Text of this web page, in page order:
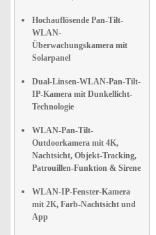
Hochauflösende Pan-Tilt-
WLAN-
Überwachungskamera mit
Solarpanel
Dual-Linsen-WLAN-Pan-Tilt-
IP-Kamera mit Dunkellicht-
Technologie
WLAN-Pan-Tilt-
Outdoorkamera mit 4K,
Nachtsicht, Objekt-Tracking,
Patrouillen-Funktion & Sirene
WLAN-IP-Fenster-Kamera
mit 2K, Farb-Nachtsicht und
App